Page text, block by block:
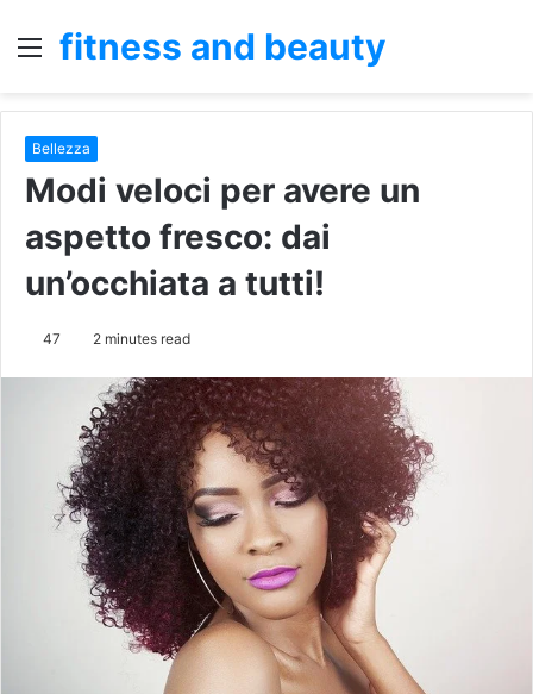
Menu
fitness and beauty
Bellezza
Modi veloci per avere un
aspetto fresco: dai
un’occhiata a tutti!
47 2 minutes read